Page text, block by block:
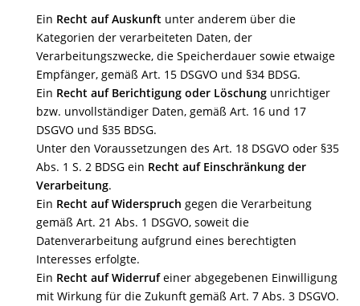
Ein Recht auf Auskunft unter anderem über die
Kategorien der verarbeiteten Daten, der
Verarbeitungszwecke, die Speicherdauer sowie etwaige
Empfänger, gemäß Art. 15 DSGVO und §34 BDSG.
Ein Recht auf Berichtigung oder Löschung unrichtiger
bzw. unvollständiger Daten, gemäß Art. 16 und 17
DSGVO und §35 BDSG.
Unter den Voraussetzungen des Art. 18 DSGVO oder §35
Abs. 1 S. 2 BDSG ein Recht auf Einschränkung der
Verarbeitung.
Ein Recht auf Widerspruch gegen die Verarbeitung
gemäß Art. 21 Abs. 1 DSGVO, soweit die
Datenverarbeitung aufgrund eines berechtigten
Interesses erfolgte.
Ein Recht auf Widerrufeiner abgegebenen Einwilligung
mit Wirkung für die Zukunft gemäß Art. 7 Abs. 3 DSGVO.